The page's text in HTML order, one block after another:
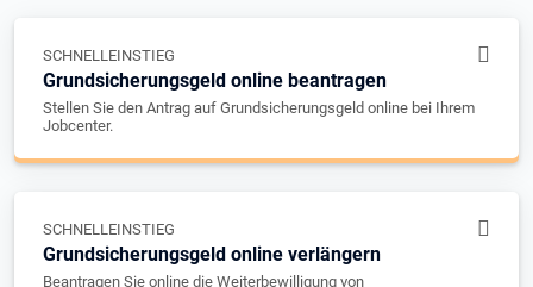
SCHNELLEINSTIEG
Grundsicherungsgeld online beantragen
Stellen Sie den Antrag auf Grundsicherungsgeld online bei Ihrem
Jobcenter.
SCHNELLEINSTIEG
Grundsicherungsgeld online verlängern
Beantragen Sie online die Weiterbewilligung von